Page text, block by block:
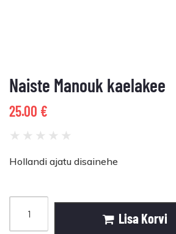
Naiste Manouk kaelakee
25.00 €
★ ★ ★ ★ ★
Hollandi ajatu disainehe
Lisa Korvi